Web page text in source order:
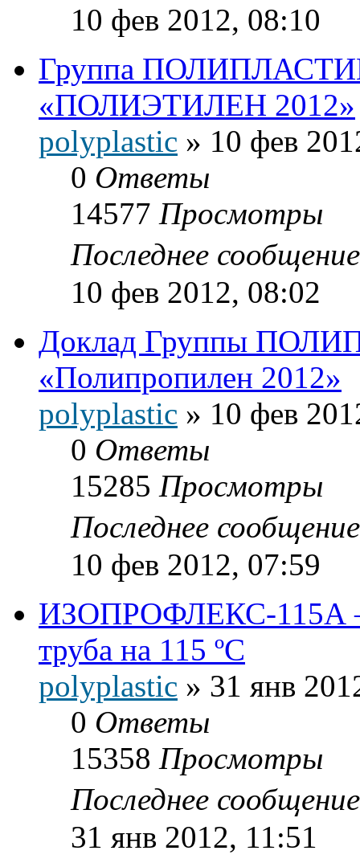
10 фев 2012, 08:10
Группа
«ПОЛИЭТИЛЕН 2012»
polyplastic » 10 фев
0 Ответы
14577 Просмотры
Последнее
10 фев 2012, 08:02
Доклад Группы
«Полипропилен 2012»
polyplastic » 10 фев
0 Ответы
15285 Просмотры
Последнее
10 фев 2012, 07:59
ИЗОПРОФЛЕКС-115А —
труба на 115 ºС
polyplastic » 31 янв
0 Ответы
15358 Просмотры
Последнее
31 янв 2012, 11:51